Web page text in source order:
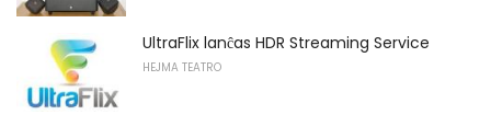
UltraFlix lanĉas HDR Streaming Service
HEJMA TEATRO